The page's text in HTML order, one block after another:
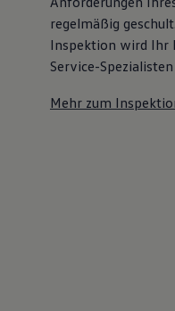
regelmäßig
Inspektion wird Ihr
Service-
Mehr zum